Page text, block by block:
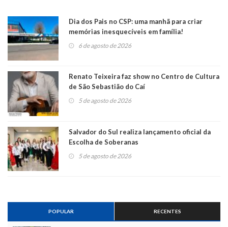
Dia dos Pais no CSP: uma manhã para criar
memórias inesquecíveis em família!
6 de agosto de 2026
Renato Teixeira faz show no Centro de Cultura
de São Sebastião do Caí
5 de agosto de 2026
Salvador do Sul realiza lançamento oficial da
Escolha de Soberanas
5 de agosto de 2026
POPULAR RECENTES